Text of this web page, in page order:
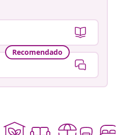
Recomendado